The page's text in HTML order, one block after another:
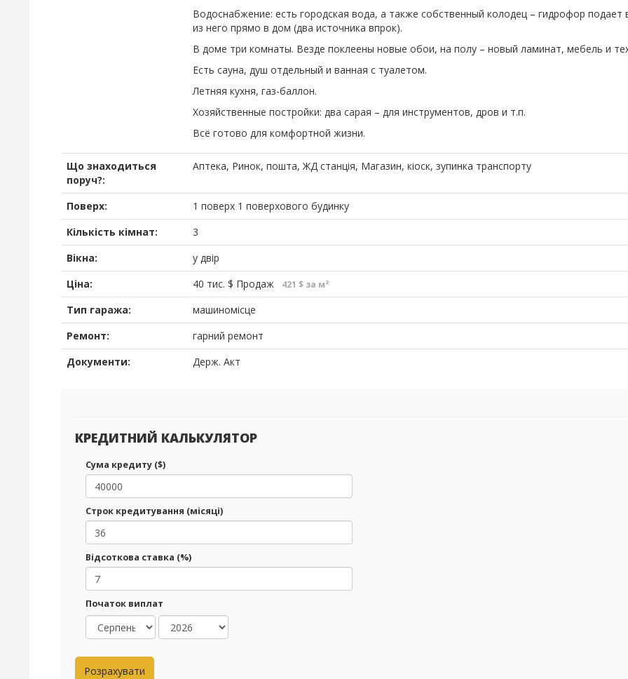
Водоснабжение: есть городская вода, а также собственный колодец – гидрофор подает
из него прямо в дом (два источника впрок).
В доме три комнаты. Везде поклеены новые обои, на полу – новый ламинат, мебель и
Есть сауна, душ отдельный и ванная с туалетом.
Летняя кухня, газ-баллон.
Хозяйственные постройки: два сарая – для инструментов, дров и т.п.
Всё готово для комфортной жизни.
Що знаходиться
поруч?:
Аптека, Ринок, пошта, ЖД станція, Магазин, кіоск, зупинка транспорту
Поверх:
1 поверх 1 поверхового будинку
Кількість кімнат:
3
Вікна:
у двір
Ціна:
40 тис. $ Продаж 421 $ за м²
Тип гаража:
машиномісце
Ремонт:
гарний ремонт
Документи:
Держ. Акт
КРЕДИТНИЙ КАЛЬКУЛЯТОР
Сума кредиту ($)
Строк кредитування (місяці)
Відсоткова ставка (%)
Початок виплат